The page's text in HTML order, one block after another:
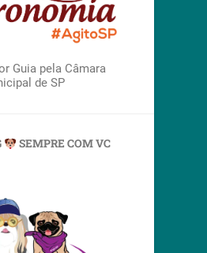
Guia pela Câmara
de SP
SEMPRE COM VC